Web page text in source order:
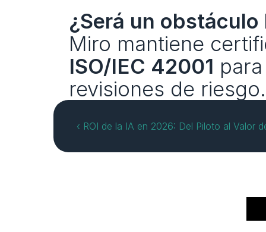
¿Será un
ISO/IEC 42001
revisiones de riesgo.
‹ ROI de la IA en 2026: Del Piloto al Valor